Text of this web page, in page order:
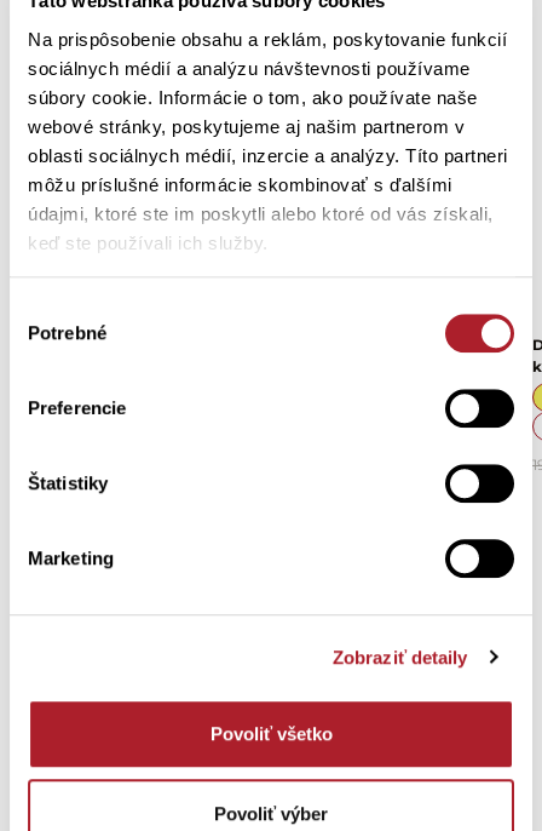
Na prispôsobenie obsahu a reklám, poskytovanie funkcií
sociálnych médií a analýzu návštevnosti používame
súbory cookie. Informácie o tom, ako používate naše
webové stránky, poskytujeme aj našim partnerom v
oblasti sociálnych médií, inzercie a analýzy. Títo partneri
môžu príslušné informácie skombinovať s ďalšími
údajmi, ktoré ste im poskytli alebo ktoré od vás získali,
keď ste používali ich služby.
súhlasu
Potrebné
Preferencie
Štatistiky
Marketing
Zobraziť detaily
Povoliť všetko
Povoliť výber
Detské pyžamo KRODI s
Detské pyžamo OLFINA s
176
Potrebujete